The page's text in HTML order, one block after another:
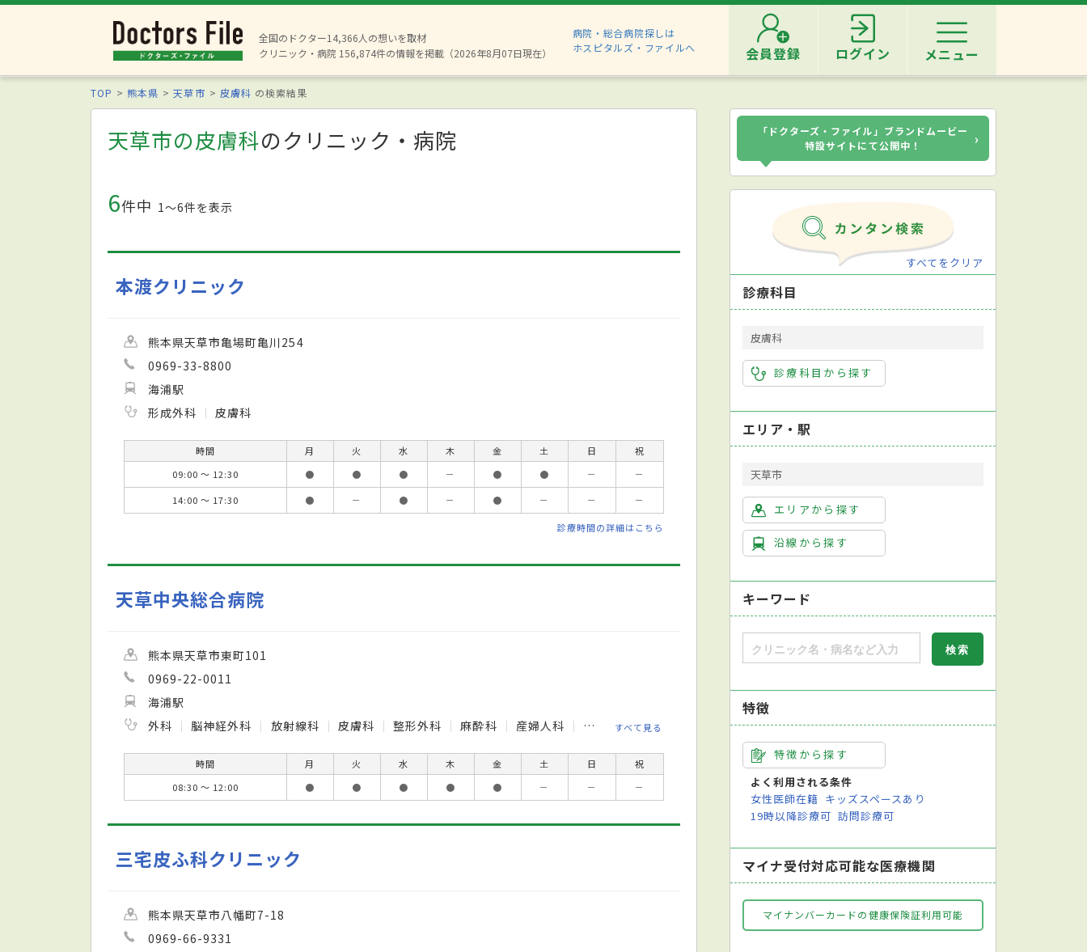
全国のドクター14,366人の想いを取材
クリニック・病院 156,874件の情報を掲載（2026年8月07日現在）
病院・総合病院探しは
ホスピタルズ・ファイルへ
会員登録 ログイン メニュー
TOP 熊本県 天草市 皮膚科 の検索結果
天草市の皮膚科のクリニック・病院
6件中 1〜6件を表示
本渡クリニック
熊本県天草市亀場町亀川254
0969-33-8800
海浦駅
形成外科
皮膚科
時間 月 火 水 木 金 土 日
祝
09:00 ～ 12:30
● ● ● － ● ● －
－
14:00 ～ 17:30
● － ● － ● － － －
診療時間の詳細はこちら
天草中央総合病院
熊本県天草市東町101
0969-22-0011
海浦駅
外科
脳神経外科 放射線科 皮膚科 整形外科 麻酔科 産婦人科 内科 歯科口腔外科 ※耳鼻咽喉科 小児科は休診中です。 ※麻酔科標榜医：竹下
すべて見る
時間 月 火 水 木 金 土 日
祝
08:30 ～ 12:00
● ● ● ● ● － － －
三宅皮ふ科クリニック
熊本県天草市八幡町7-18
0969-66-9331
「ドクターズ・ファイル」ブランドムービー
特設サイトにて公開中！
›
すべてをクリア
診療科目
皮膚科
診療科目から探す
エリア・駅
天草市
エリアから探す
沿線から探す
キーワード
特徴
特徴から探す
よく利用される条件
女性医師在籍 キッズスペースあり
19時以降診療可 訪問診療可
マイナ受付対応可能な医療機関
マイナンバーカードの健康保険証利用可能